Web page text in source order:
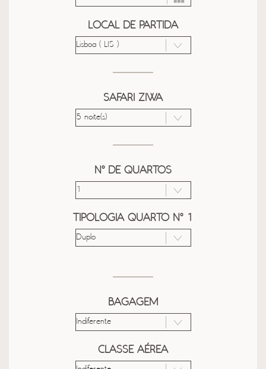
LOCAL DE PARTIDA
SAFARI ZIWA
Nº DE QUARTOS
TIPOLOGIA QUARTO Nº 1
BAGAGEM
CLASSE AÉREA